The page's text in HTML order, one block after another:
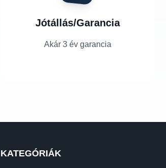
Jótállás/Garancia
Akár 3 év garancia
KATEGÓRIÁK